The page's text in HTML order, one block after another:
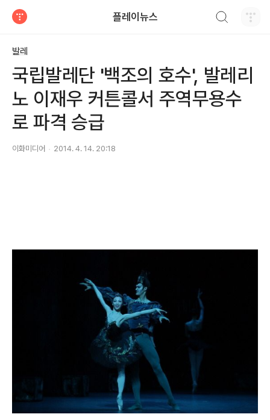
플레이뉴스
발레
국립발레단 '백조의 호수', 발레리
노 이재우 커튼콜서 주역무용수
로 파격 승급
이화미디어 2014. 4. 14. 20:18